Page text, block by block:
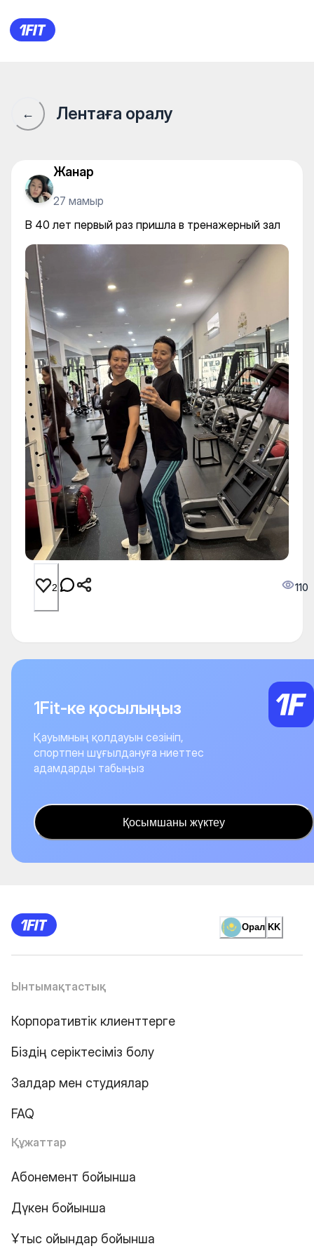
В 40 лет первый раз
← Лентаға оралу
Жанар
27 мамыр
В 40 лет первый раз пришла в тренажерный зал
2 110
1Fit-ке қосылыңыз
Қауымның қолдауын сезініп,
спортпен шұғылдануға ниеттес
адамдарды табыңыз
Қосымшаны жүктеу
Орал KK
Ынтымақтастық
Корпоративтік клиенттерге
Біздің серіктесіміз болу
Залдар мен студиялар
FAQ
Құжаттар
Абонемент бойынша
Дүкен бойынша
Ұтыс ойындар бойынша